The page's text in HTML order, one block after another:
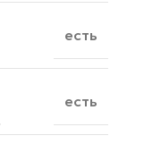
есть
есть